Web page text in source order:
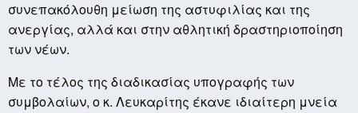
συνεπακόλουθη μείωση της αστυφιλίας και της
ανεργίας, αλλά και στην αθλητική δραστηριοποίηση
των νέων.
Με το τέλος της διαδικασίας υπογραφής των
συμβολαίων, ο κ. Λευκαρίτης έκανε ιδιαίτερη μνεία